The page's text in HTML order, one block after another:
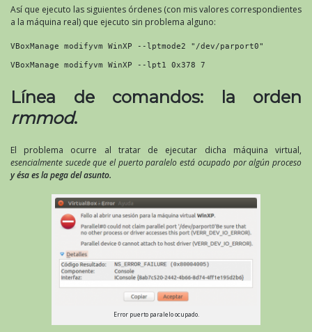
Así que ejecuto las siguientes órdenes (con mis valores correspondientes
a la máquina real) que ejecuto sin problema alguno:
VBoxManage modifyvm WinXP --lptmode2 "/dev/parport0"
VBoxManage modifyvm WinXP --lpt1 0x378 7
Línea de comandos: la orden
rmmod.
El problema ocurre al tratar de ejecutar dicha máquina virtual,
esencialmente sucede que el puerto paralelo está ocupado por algún proceso
y ésa es la pega del asunto.
Error puerto paralelo ocupado.